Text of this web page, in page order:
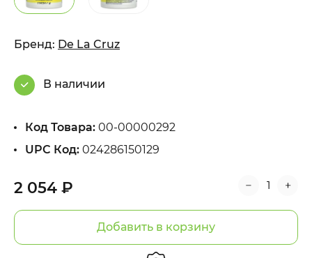
2 054 ₽
Добавить в корзину
Бренд: De La Cruz
В наличии
Код Товара: 00-00000292
UPC Код: 024286150129